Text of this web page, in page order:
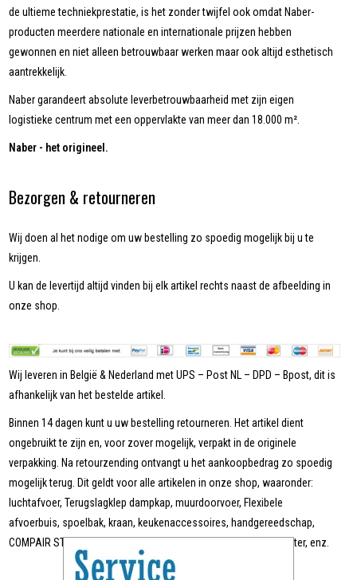
de ultieme techniekprestatie, is het zonder twijfel ook omdat Naber-
producten meerdere nationale en internationale prijzen hebben
gewonnen en niet alleen betrouwbaar werken maar ook altijd esthetisch
aantrekkelijk.
Naber garandeert absolute leverbetrouwbaarheid met zijn eigen
logistieke centrum met een oppervlakte van meer dan 18.000 m².
Naber - het origineel.
Bezorgen & retourneren
Wij doen al het nodige om uw bestelling zo spoedig mogelijk bij u te
krijgen.
U kan de levertijd altijd vinden bij elk artikel rechts naast de afbeelding in
onze shop.
Wij leveren in België & Nederland met UPS – Post NL – DPD – Bpost, dit is
afhankelijk van het bestelde artikel.
Binnen 14 dagen kunt u uw bestelling retourneren. Het artikel dient
ongebruikt te zijn en, voor zover mogelijk, verpakt in de originele
verpakking. Na retourzending ontvangt u het aankoopbedrag zo spoedig
mogelijk terug. Dit geldt voor alle artikelen in onze shop, waaronder:
luchtafvoer, Terugslagklep dampkap, muurdoorvoer, Flexibele
afvoerbuis, spoelbak, kraan, keukenaccessoires, handgereedschap,
COMPAIR STEEL Flow, Flexibele Ronde buis afzuigkap, plasmafilter, enz.